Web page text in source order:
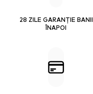
28 ZILE GARANȚIE BANII
ÎNAPOI